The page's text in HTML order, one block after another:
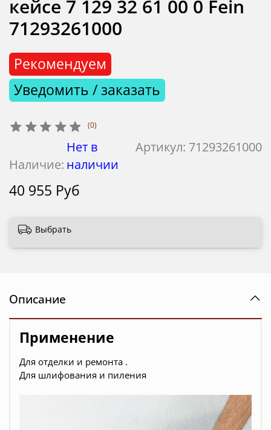
(0)
Артикул: 71293261000
Наличие:
Нет в
наличии
Рекомендуем
Уведомить / заказать
кейсе 7 129 32 61 00 0 Fein
71293261000
40 955 Руб
Выбрать
Описание
Применение
Для отделки и ремонта .
Для шлифования и пиления